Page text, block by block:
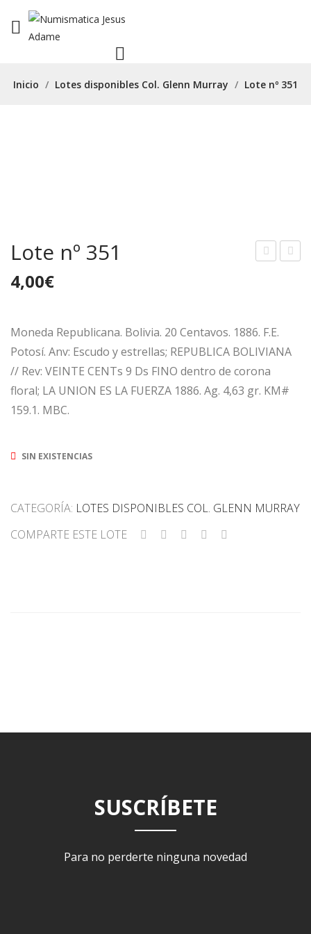
Inicio / Lotes disponibles Col. Glenn Murray / Lote nº 351
Lote nº 351
4,00€
Moneda Republicana. Bolivia. 20 Centavos. 1886. F.E.
Potosí. Anv: Escudo y estrellas; REPUBLICA BOLIVIANA
// Rev: VEINTE CENTs 9 Ds FINO dentro de corona
floral; LA UNION ES LA FUERZA 1886. Ag. 4,63 gr. KM#
159.1. MBC.
SIN EXISTENCIAS
CATEGORÍA: LOTES DISPONIBLES COL. GLENN MURRAY
COMPARTE ESTE LOTE
SUSCRÍBETE
Para no perderte ninguna novedad